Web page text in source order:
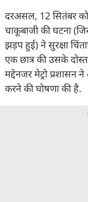
दरअसल, 12 सितंबर को
चाकूबाजी की घटना
झड़प हुई) ने सुरक्षा
एक छात्र की उसके
मद्देनजर मेट्रो प्रशासन
करने की घोषणा की है.